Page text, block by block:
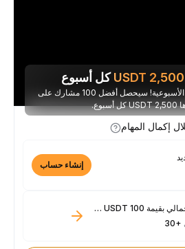
USDTكل أسبوع
تقدّم في لوحة المتصدرين الأسبوعية! سيحصل أفضل 100 مشارك على
المهام
إنشاء حساب
تحقيق حجم إيداع إجمالي بقيمة 100 USDT فأكثر